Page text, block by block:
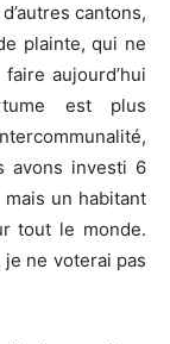
cantons,
plainte, qui ne
aujourd’hui
est plus
avons investi 6
un habitant
tout le monde.
je ne voterai pas